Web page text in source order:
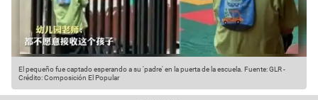
El pequeño fue captado esperando a su 'padre' en la puerta de la escuela. Fuente: GLR-
Crédito: Composición El Popular